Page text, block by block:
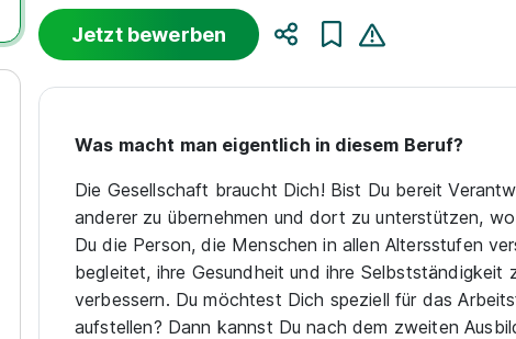
Jetzt bewerben
Was macht man eigentlich in diesem Beruf?
Die Gesellschaft braucht Dich! Bist Du bereit
anderer zu übernehmen und dort zu unterstützen,
Du die Person, die Menschen in allen Altersstufen
begleitet, ihre Gesundheit und ihre Selbstständigkeit
verbessern. Du möchtest Dich speziell für das
aufstellen? Dann kannst Du nach dem zweiten